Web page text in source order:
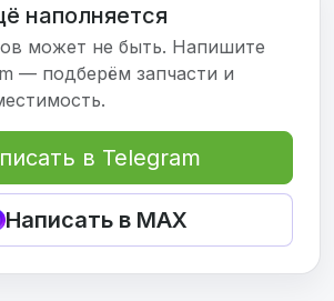
наполняется
может не быть. Напишите
— подберём запчасти и
в Telegram
Написать в MAX